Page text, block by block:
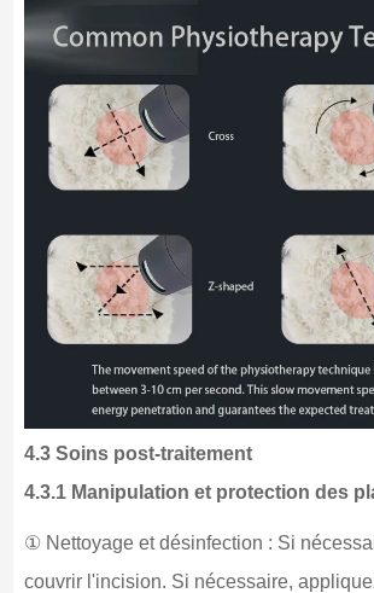
4.3 Soins post-traitement
4.3.1 Manipulation et protection des
① Nettoyage et désinfection : Si
couvrir l'incision. Si nécessaire,